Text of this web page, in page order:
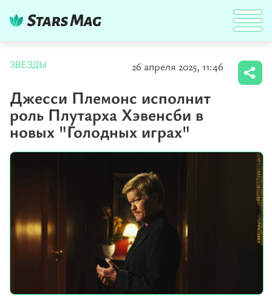
ЗВЕЗДЫ 26 апреля 2025, 11:46
Джесси Племонс исполнит
роль Плутарха Хэвенсби в
новых "Голодных играх"